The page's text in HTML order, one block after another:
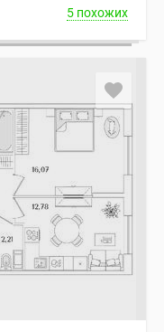
5 похожих